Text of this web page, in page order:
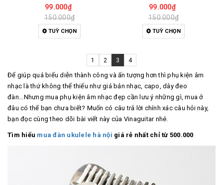
99.000₫
150.000₫
TUỲ CHỌN
99.000₫
150.000₫
TUỲ CHỌN
1 2 3 4
Để giúp quá biểu diễn thành công và ấn tượng hơn thì phụ kiện âm
nhạc là thứ không thể thiếu như giá bản nhạc, capo, dây đeo
đàn...Nhưng mua phụ kiện âm nhạc đẹp cần lưu ý những gì, mua ở
đâu có thể bạn chưa biết? Muốn có câu trả lời chính xác câu hỏi này,
bạn đọc cùng theo dõi bài viết này của Vinaguitar nhé.
Tìm hiểu mua đàn ukulele hà nội giá rẻ nhất chỉ từ 500.000